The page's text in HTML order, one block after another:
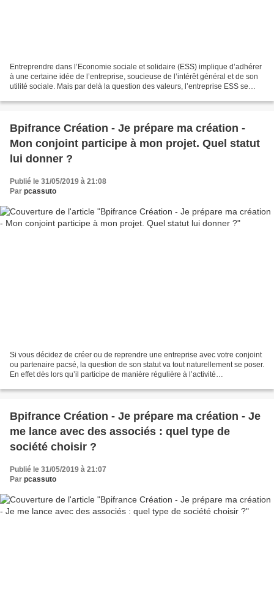
Entreprendre dans l’Economie sociale et solidaire (ESS) implique d’adhérer
à une certaine idée de l’entreprise, soucieuse de l’intérêt général et de son
utilité sociale. Mais par delà la question des valeurs, l’entreprise ESS se
Bpifrance Création - Je prépare ma création -
Mon conjoint participe à mon projet. Quel statut
lui donner ?
Publié le 31/05/2019 à 21:08
Par pcassuto
Si vous décidez de créer ou de reprendre une entreprise avec votre conjoint
ou partenaire pacsé, la question de son statut va tout naturellement se poser.
En effet dès lors qu’il participe de manière régulière à l’activité
Bpifrance Création - Je prépare ma création - Je
me lance avec des associés : quel type de
société choisir ?
Publié le 31/05/2019 à 21:07
Par pcassuto